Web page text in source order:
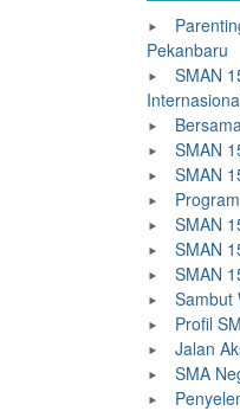
Pekanbaru
SMAN
SMAN
SMAN
SMAN
SMAN
SMAN
Sambut
Profil
Jalan
SMA